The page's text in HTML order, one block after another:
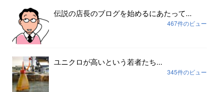
伝説の店長のブログを始めるにあたって...
467件のビュー
ユニクロが高いという若者たち...
345件のビュー